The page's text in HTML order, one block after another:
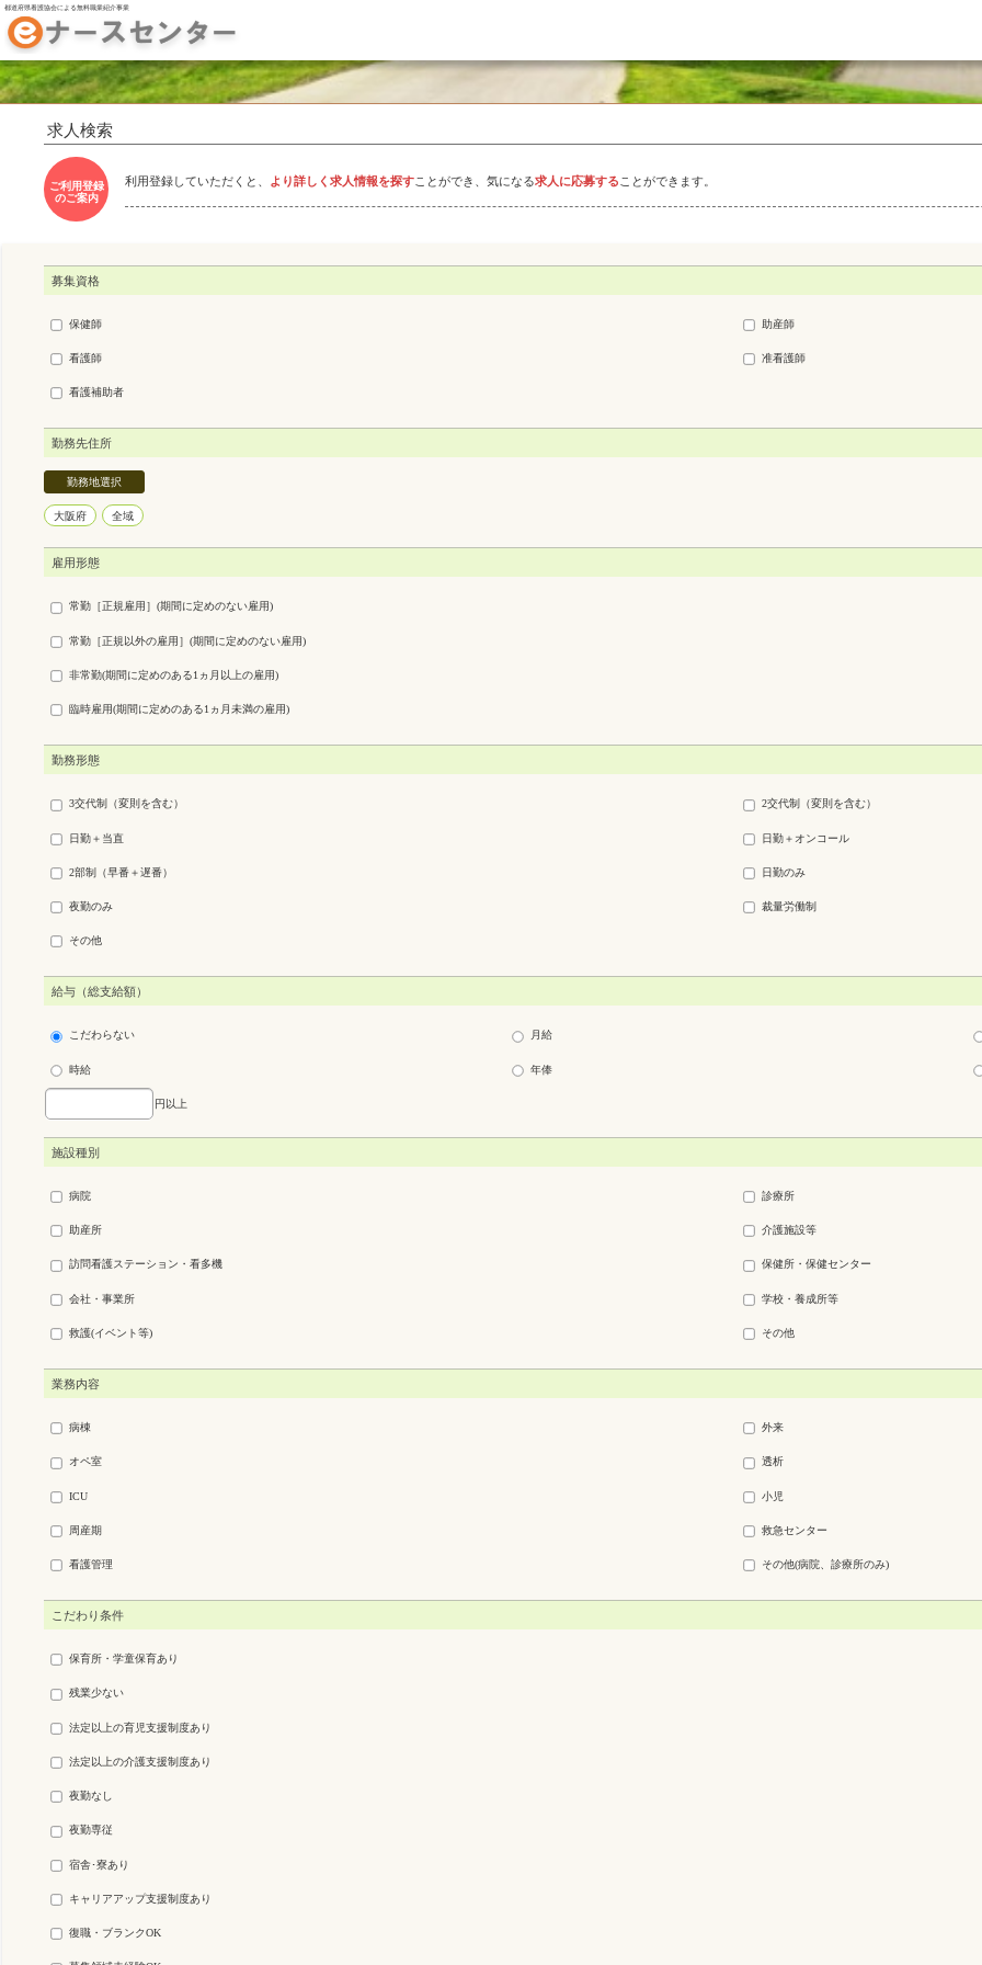
都道府県看護協会による無料職業紹介事業
求人検索
ご利用登録
のご案内
利用登録していただくと、 より詳しく求人情報を探すことができ、気になる求人に応募する ことができます。
募集資格
保健師 助産師
看護師 准看護師
看護補助者
勤務先住所
勤務地選択
大阪府 全域
雇用形態
常勤［正規雇用］(期間に定めのない雇用)
常勤［正規以外の雇用］(期間に定めのない雇用)
非常勤(期間に定めのある1ヵ月以上の雇用)
臨時雇用(期間に定めのある1ヵ月未満の雇用)
勤務形態
3交代制（変則を含む） 2交代制（変則を含む）
日勤＋当直 日勤＋オンコール
2部制（早番＋遅番） 日勤のみ
夜勤のみ 裁量労働制
その他
給与（総支給額）
こだわらない 月給
時給 年俸
円以上
施設種別
病院 診療所
助産所 介護施設等
訪問看護ステーション・看多機 保健所・保健センター
会社・事業所 学校・養成所等
救護(イベント等) その他
業務内容
病棟 外来
オペ室 透析
ICU 小児
周産期 救急センター
看護管理 その他(病院、診療所のみ)
こだわり条件
保育所・学童保育あり
残業少ない
法定以上の育児支援制度あり
法定以上の介護支援制度あり
夜勤なし
夜勤専従
宿舎･寮あり
キャリアアップ支援制度あり
復職・ブランクOK